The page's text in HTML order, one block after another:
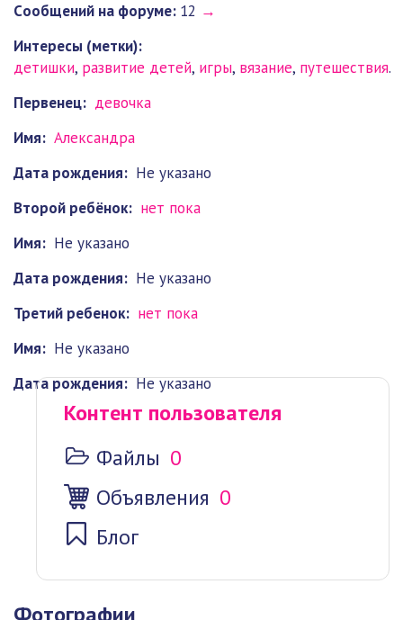
Cообщений на форуме: 12 →
Интересы (метки):
детишки, развитие детей, игры, вязание, путешествия.
Первенец: девочка
Имя: Александра
Дата рождения: Не указано
Второй ребёнок: нет пока
Имя: Не указано
Дата рождения: Не указано
Третий ребенок: нет пока
Имя: Не указано
Дата рождения: Не указано
Контент пользователя
Файлы 0
Объявления 0
Блог